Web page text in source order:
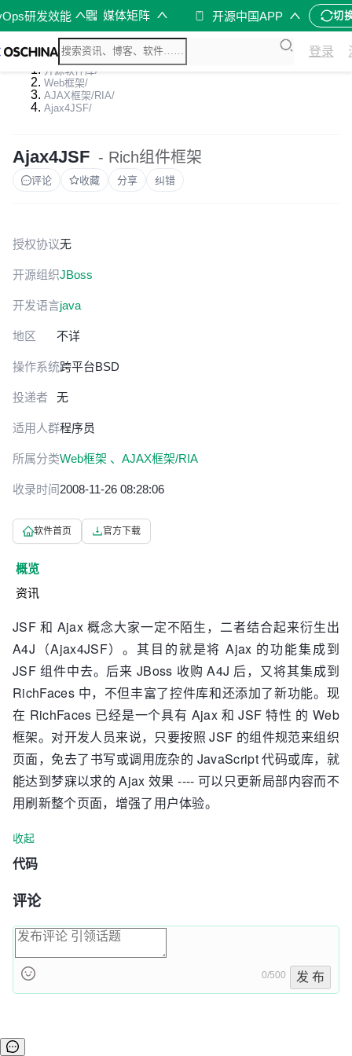
研发效能 媒体矩阵 开源中国APP 切
登录
开源软件库/
Web框架/
AJAX框架/RIA/
Ajax4JSF/
Ajax4JSF - Rich组件框架
评论 收藏 分享 纠错
授权协议无
开源组织JBoss
开发语言java
地区 不详
操作系统跨平台BSD
投递者 无
适用人群程序员
所属分类Web框架 、 AJAX框架/RIA
收录时间2008-11-26 08:28:06
软件首页 官方下载
概览
资讯
JSF 和 Ajax 概念大家一定不陌生，二者结合起来衍生出
A4J（Ajax4JSF）。其目的就是将 Ajax 的功能集成到
JSF 组件中去。后来 JBoss 收购 A4J 后，又将其集成到
RichFaces 中，不但丰富了控件库和还添加了新功能。现
在 RichFaces 已经是一个具有 Ajax 和 JSF 特性 的 Web
框架。对开发人员来说，只要按照 JSF 的组件规范来组织
页面，免去了书写或调用庞杂的 JavaScript 代码或库，就
能达到梦寐以求的 Ajax 效果 ---- 可以只更新局部内容而不
用刷新整个页面，增强了用户体验。
收起
代码
评论
0/500 发 布